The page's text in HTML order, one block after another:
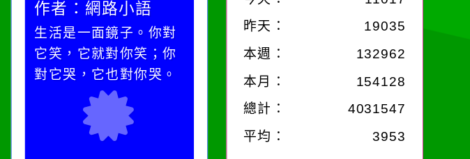
作者：網路小語
生活是一面鏡子。你對
它笑，它就對你笑；你
對它哭，它也對你哭。
作者：網路小語
在實現理想的路途中，
必須排除一切干擾，特
別是要看清那些美麗的
作者：網路
一杯清水因滴
水而變污濁，
卻不會因一滴
昨天：
19035
本週： 132962
本月：
154128
總計：
4031547
平均：
3953